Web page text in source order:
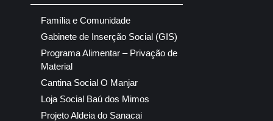
Família e Comunidade
Gabinete de Inserção Social (GIS)
Programa Alimentar – Privação de
Material
Cantina Social O Manjar
Loja Social Baú dos Mimos
Projeto Aldeia do Sanacai